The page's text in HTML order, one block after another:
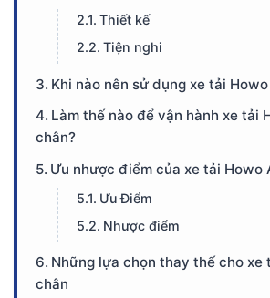
Thiết kế
Tiện nghi
Khi nào nên sử dụng xe tải
Làm thế nào để vận hành xe tải
chân?
Ưu nhược điểm của xe tải Howo
Ưu Điểm
Nhược điểm
Những lựa chọn thay thế cho xe
chân